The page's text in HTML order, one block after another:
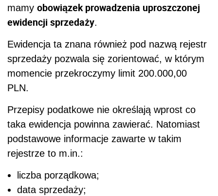
mamy obowiązek prowadzenia uproszczonej
ewidencji sprzedaży.
Ewidencja ta znana również pod nazwą rejestr
sprzedaży pozwala się zorientować, w którym
momencie przekroczymy limit 200.000,00
PLN.
Przepisy podatkowe nie określają wprost co
taka ewidencja powinna zawierać. Natomiast
podstawowe informacje zawarte w takim
rejestrze to m.in.:
liczba porządkowa;
data sprzedaży;